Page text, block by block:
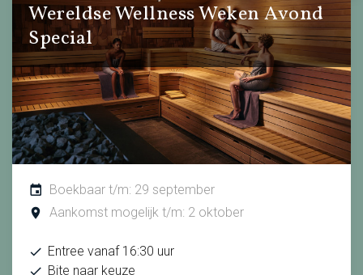
Wereldse Wellness Weken Avond
Special
Boekbaar t/m: 29 september
Aankomst mogelijk t/m: 2 oktober
Entree vanaf 16:30 uur
Bite naar keuze